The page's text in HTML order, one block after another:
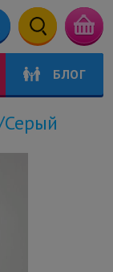
БЛОГ
Серый